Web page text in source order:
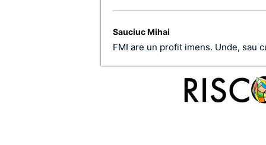
Sauciuc Mihai
FMI are un profit imens. Unde, sau